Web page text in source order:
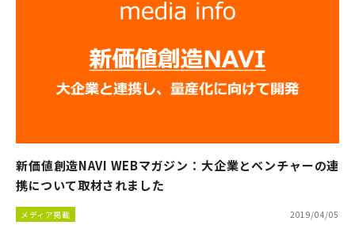
新価値創造NAVI WEBマガジン：大企業とベンチャーの連
携について取材されました
メディア掲載 2019/04/05